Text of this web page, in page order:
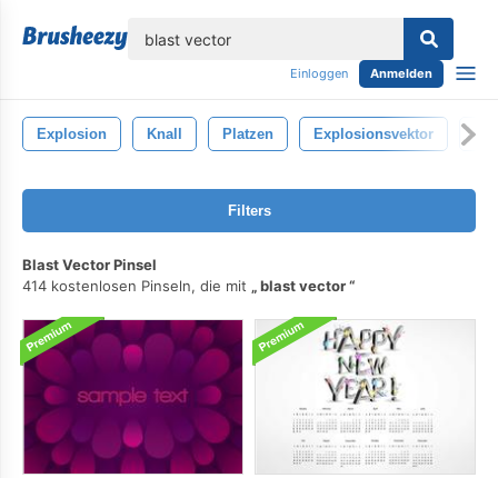
Einloggen Anmelden
Explosion Knall Platzen Explosionsvektor
Filters
Blast Vector Pinsel
414 kostenlosen Pinseln, die mit
blast vector